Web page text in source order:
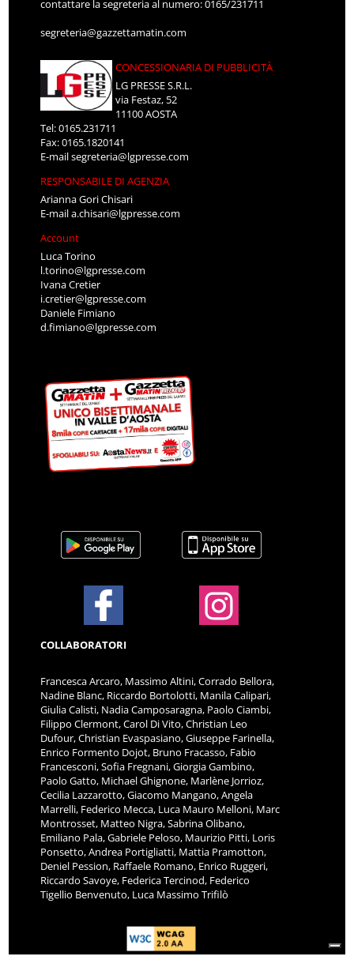
contattare la segreteria al numero: 0165/231711
segreteria@gazzettamatin.com
CONCESSIONARIA DI PUBBLICITÀ
LG PRESSE S.R.L.
via Festaz, 52
11100 AOSTA
Tel: 0165.231711
Fax: 0165.1820141
E-mailsegreteria@lgpresse.com
RESPONSABILE DI AGENZIA
Arianna Gori Chisari
E-maila.chisari@lgpresse.com
Account
Luca Torino
l.torino@lgpresse.com
Ivana Cretier
i.cretier@lgpresse.com
Daniele Fimiano
d.fimiano@lgpresse.com
COLLABORATORI
Francesca Arcaro, Massimo Altini, Corrado Bellora,
Nadine Blanc, Riccardo Bortolotti, Manila Calipari,
Giulia Calisti, Nadia Camposaragna, Paolo Ciambi,
Filippo Clermont, Carol Di Vito, Christian Leo
Dufour, Christian Evaspasiano, Giuseppe Farinella,
Enrico Formento Dojot, Bruno Fracasso, Fabio
Francesconi, Sofia Fregnani, Giorgia Gambino,
Paolo Gatto, Michael Ghignone, Marlène Jorrioz,
Cecilia Lazzarotto, Giacomo Mangano, Angela
Marrelli, Federico Mecca, Luca Mauro Melloni, Marc
Montrosset, Matteo Nigra, Sabrina Olibano,
Emiliano Pala, Gabriele Peloso, Maurizio Pitti, Loris
Ponsetto, Andrea Portigliatti, Mattia Pramotton,
Deniel Pession, Raffaele Romano, Enrico Ruggeri,
Riccardo Savoye, Federica Tercinod, Federico
Tigellio Benvenuto, Luca Massimo Trifilò